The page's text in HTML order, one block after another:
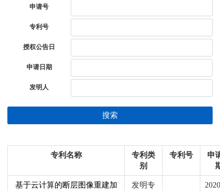
申请号
专利号
授权公告日
申请日期
发明人
搜索
专利名称
专利类
别
专利号
申
基于云计算的断层图像重建加
发明专